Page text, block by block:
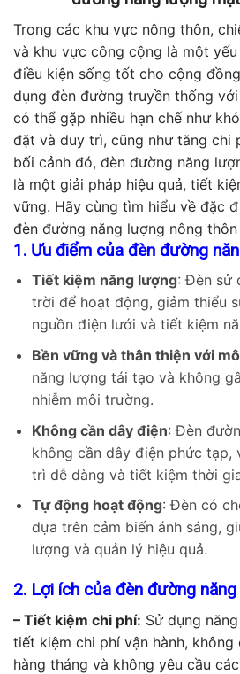
Trong các khu vực nông thôn,
và khu vực công cộng là một
điều kiện sống tốt cho cộng
dụng đèn đường truyền thống
có thể gặp nhiều hạn chế như
đặt và duy trì, cũng như tăng chi
bối cảnh đó, đèn đường năng
là một giải pháp hiệu quả, tiết
vững. Hãy cùng tìm hiểu về đặc
đèn đường năng lượng nông thôn
1. Ưu điểm của đèn đường
Tiết kiệm năng lượng: Đèn sử
trời để hoạt động, giảm thiểu
nguồn điện lưới và tiết kiệm
Bền vững và thân thiện với
năng lượng tái tạo và không
nhiễm môi trường.
Không cần dây điện: Đèn
không cần dây điện phức tạp,
trì dễ dàng và tiết kiệm thời
Tự động hoạt động: Đèn có
dựa trên cảm biến ánh sáng,
lượng và quản lý hiệu quả.
2. Lợi ích của đèn đường
– Tiết kiệm chi phí: Sử dụng
tiết kiệm chi phí vận hành,
hàng tháng và không yêu cầu